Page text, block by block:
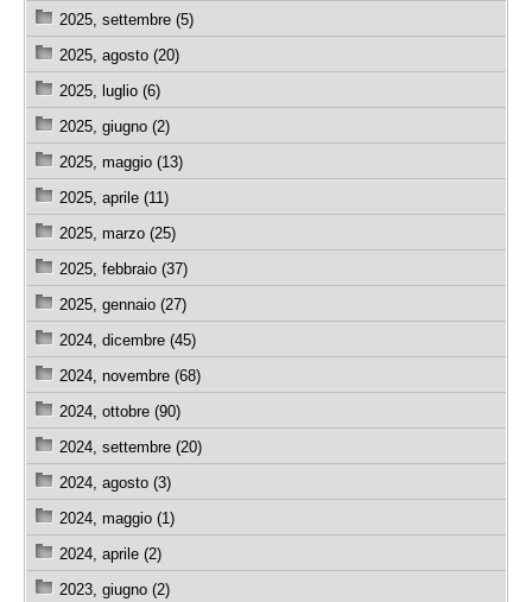
2025, settembre (5)
2025, agosto (20)
2025, luglio (6)
2025, giugno (2)
2025, maggio (13)
2025, aprile (11)
2025, marzo (25)
2025, febbraio (37)
2025, gennaio (27)
2024, dicembre (45)
2024, novembre (68)
2024, ottobre (90)
2024, settembre (20)
2024, agosto (3)
2024, maggio (1)
2024, aprile (2)
2023, giugno (2)